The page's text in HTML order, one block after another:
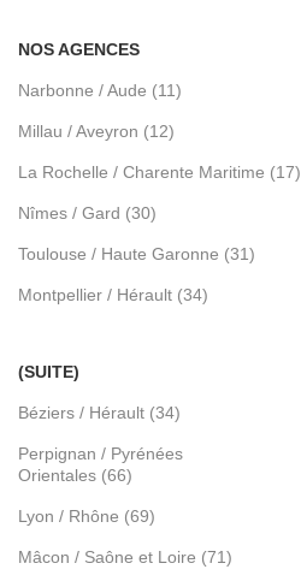
NOS AGENCES
Narbonne / Aude (11)
Millau / Aveyron (12)
La Rochelle / Charente Maritime (17)
Nîmes / Gard (30)
Toulouse / Haute Garonne (31)
Montpellier / Hérault (34)
(SUITE)
Béziers / Hérault (34)
Perpignan / Pyrénées
Orientales (66)
Lyon / Rhône (69)
Mâcon / Saône et Loire (71)